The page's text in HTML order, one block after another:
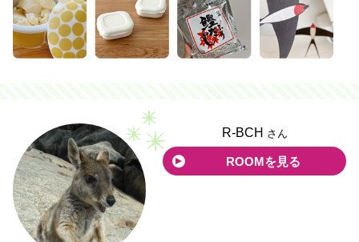
R-BCH さん
ROOMを見る